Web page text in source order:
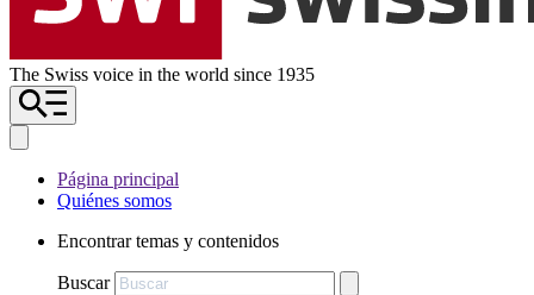
The Swiss voice in the world since 1935
Página principal
Quiénes somos
Encontrar temas y contenidos
Buscar